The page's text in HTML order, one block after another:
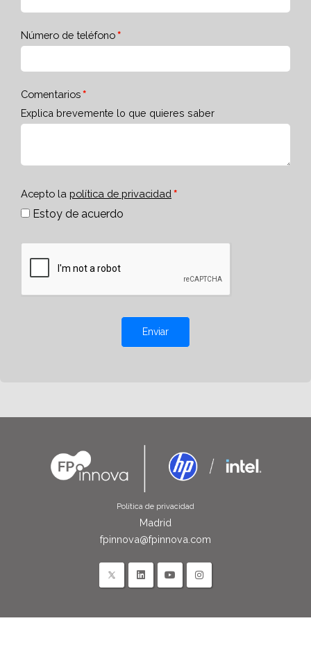
Número de teléfono
Comentarios
Explica brevemente lo que quieres saber
Acepto la política de privacidad
Estoy de acuerdo
Enviar
Política de privacidad
Madrid
fpinnova@fpinnova.com